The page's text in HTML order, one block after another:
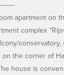
apartment on
complex
on the corner of
house is